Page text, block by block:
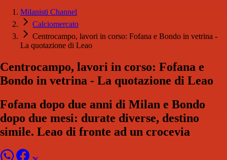
Milanisti Channel
Calciomercato
Centrocampo, lavori in corso: Fofana e Bondo in vetrina -
La quotazione di Leao
Centrocampo, lavori in corso: Fofana e
Bondo in vetrina - La quotazione di Leao
Fofana dopo due anni di Milan e Bondo
dopo due mesi: durate diverse, destino
simile. Leao di fronte ad un crocevia